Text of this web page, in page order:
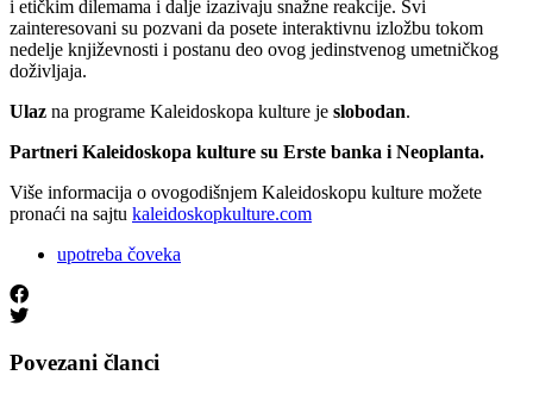
i etičkim dilemama i dalje izazivaju snažne reakcije. Svi
zainteresovani su pozvani da posete interaktivnu izložbu tokom
nedelje književnosti i postanu deo ovog jedinstvenog umetničkog
doživljaja.
Ulaz na programe Kaleidoskopa kulture je slobodan.
Partneri Kaleidoskopa kulture su Erste banka i Neoplanta.
Više informacija o ovogodišnjem Kaleidoskopu kulture možete
pronaći na sajtu kaleidoskopkulture.com
upotreba čoveka
Povezani članci